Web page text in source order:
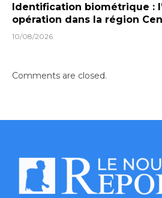
Identification biométrique :
opération dans la région
10/08/2026
Comments are closed.